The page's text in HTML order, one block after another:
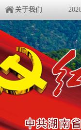
关于我们